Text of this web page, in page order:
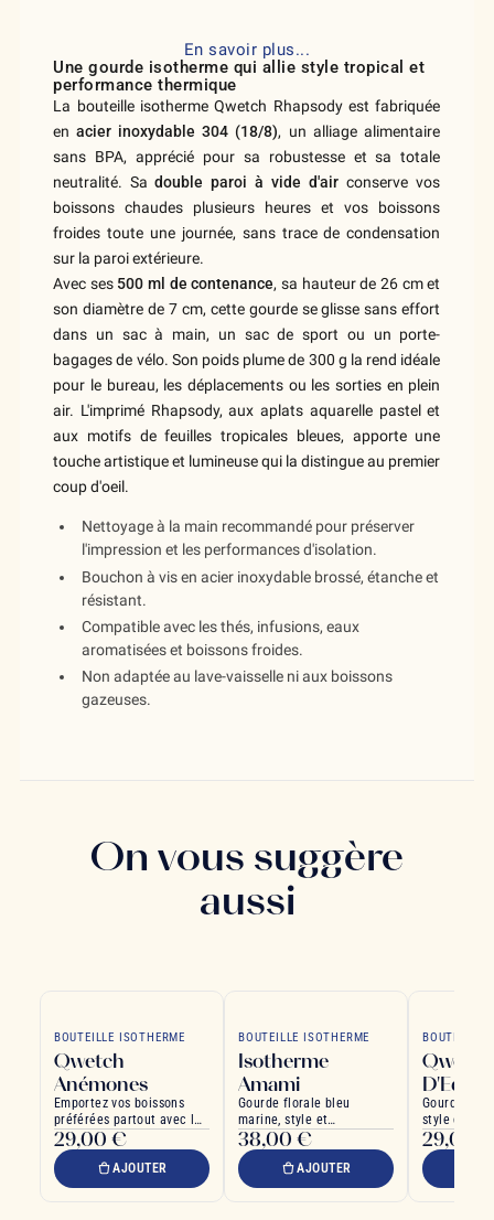
En savoir plus...
Une gourde isotherme qui allie style tropical et
performance thermique
La bouteille isotherme Qwetch Rhapsody est fabriquée
enacier inoxydable 304 (18/8), un alliage alimentaire
sans BPA, apprécié pour sa robustesse et sa totale
neutralité. Sadouble paroi à vide d'air conserve vos
boissons chaudes plusieurs heures et vos boissons
froides toute une journée, sans trace de condensation
sur la paroi extérieure.
Avec ses 500 ml de contenance, sa hauteur de 26 cm et
son diamètre de 7 cm, cette gourde se glisse sans effort
dans un sac à main, un sac de sport ou un porte-
bagages de vélo. Son poids plume de 300 g la rend idéale
pour le bureau, les déplacements ou les sorties en plein
air. L'imprimé Rhapsody, aux aplats aquarelle pastel et
aux motifs de feuilles tropicales bleues, apporte une
touche artistique et lumineuse qui la distingue au premier
coup d'oeil.
Nettoyage à la main recommandé pour préserver
l'impression et les performances d'isolation.
Bouchon à vis en acier inoxydable brossé, étanche et
résistant.
Compatible avec les thés, infusions, eaux
aromatisées et boissons froides.
Non adaptée au lave-vaisselle ni aux boissons
gazeuses.
On vous suggère
aussi
BOUTEILLE ISOTHERME
Qwetch
Anémones
Emportez vos boissons
préférées partout avec la
gourde isotherme Qwetch
29,00 €
AJOUTER
BOUTEILLE ISOTHERME
Isotherme
Amami
Gourde florale bleu
marine, style et
performance thermique
38,00 €
AJOUTER
BOUTEILLE
D'Eden
Gourde
style et
quotidien
29,00 €